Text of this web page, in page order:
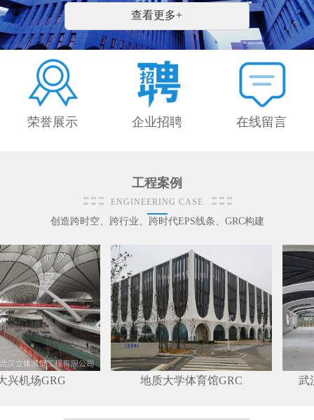
售后配套服务。 公司持续优化生产技术，依托 BI
M 建模技术、CNC 数控模具加工及多款数控生产
设备，提升模具数控自动化、产品......
查看更多+
荣誉展示 企业招聘 在线留言
工程案例
ENGINEERING CASE
创造跨时空、跨行业、跨时代EPS线条、GRC构建
场GRG 地质大学体育馆GRC 武汉